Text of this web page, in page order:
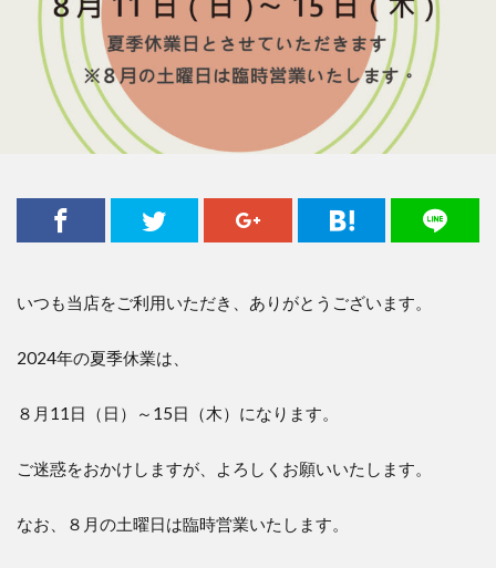
いつも当店をご利用いただき、ありがとうございます。
2024年の夏季休業は、
８月11日（日）～15日（木）になります。
ご迷惑をおかけしますが、よろしくお願いいたします。
なお、８月の土曜日は臨時営業いたします。